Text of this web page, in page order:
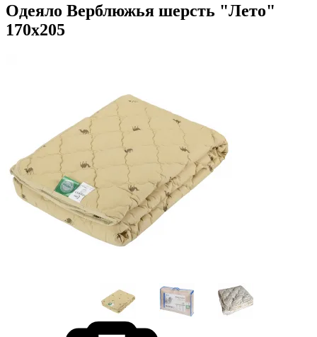
Одеяло Верблюжья шерсть "Лето"
170х205